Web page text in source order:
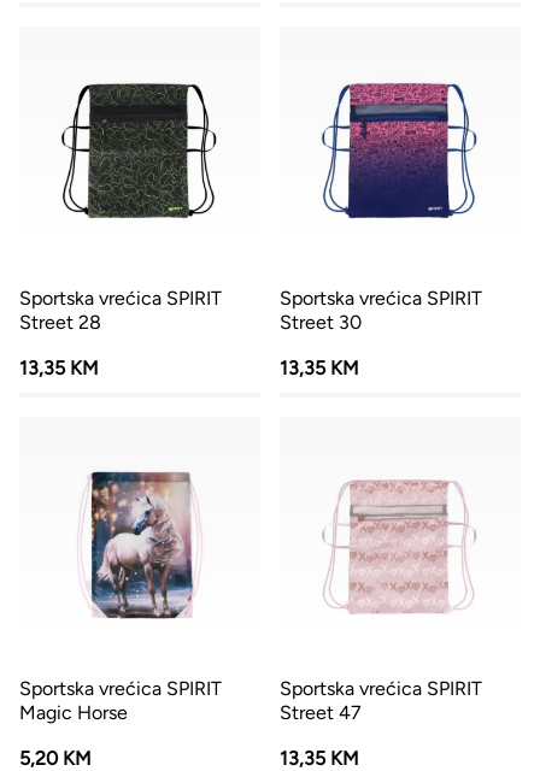
Sportska vrećica SPIRIT
Street 28
13,35 KM
Sportska vrećica SPIRIT
Street 30
13,35 KM
Sportska vrećica SPIRIT
Magic Horse
5,20 KM
Sportska vrećica SPIRIT
Street 47
13,35 KM